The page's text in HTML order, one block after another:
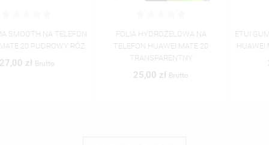
FOLIA HYDROŻELOWA NA
TELEFON HUAWEI MATE 20
ETUI GUMA SMOOTH NA TELEFON
HUAWEI MATE 20 PUDROWY RÓŻ
27,00 zł